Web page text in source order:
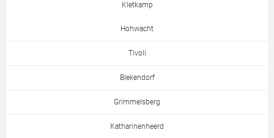
Kletkamp
Hohwacht
Tivoli
Blekendorf
Grimmelsberg
Katharinenheerd